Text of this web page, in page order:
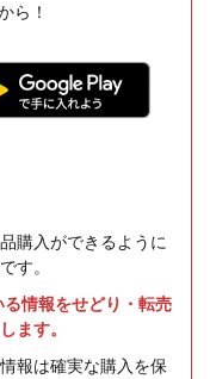
ら！
購入ができるように
す。
情報をせどり・転売
ます。
報は確実な購入を保